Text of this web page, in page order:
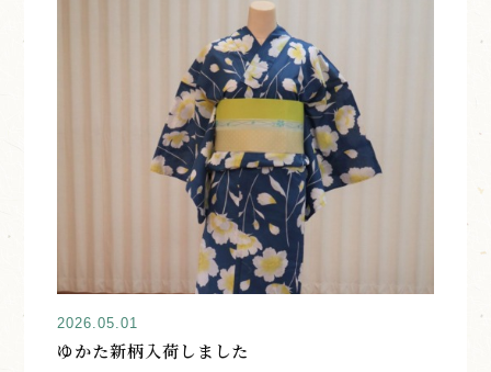
2026.05.01
ゆかた新柄入荷しました